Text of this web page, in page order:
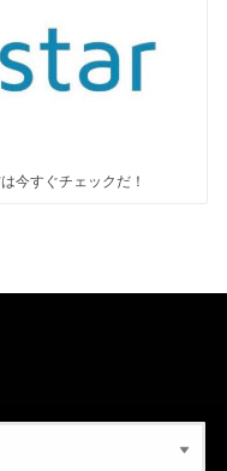
今すぐチェックだ！